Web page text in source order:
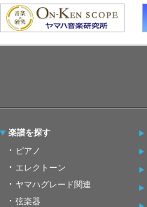
楽譜を探す
ピアノ
エレクトーン
ヤマハグレード関連
弦楽器